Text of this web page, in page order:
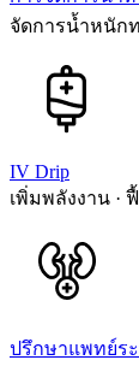
จัดการน้ำหนัก
IV Drip
เพิ่มพลังงาน ·
ปรึกษาแพทย์ร